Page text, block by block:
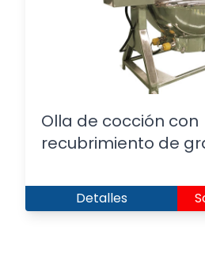
Olla de cocción con
recubrimiento de
Detalles